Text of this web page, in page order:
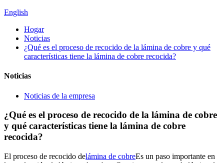
English
Hogar
Noticias
¿Qué es el proceso de recocido de la lámina de cobre y qué
características tiene la lámina de cobre recocida?
Noticias
Noticias de la empresa
¿Qué es el proceso de recocido de la lámina de cobre
y qué características tiene la lámina de cobre
recocida?
El proceso de recocido delámina de cobreEs un paso importante en